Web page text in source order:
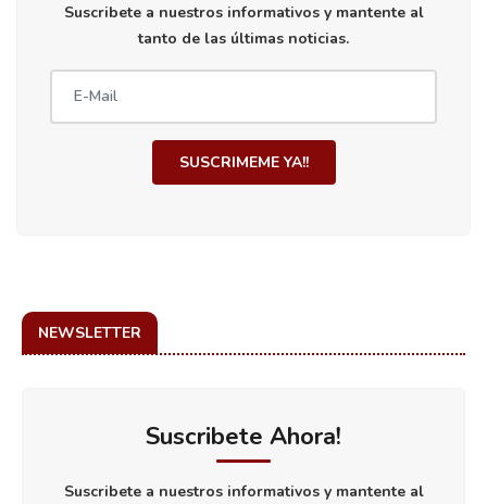
Suscribete a nuestros informativos y mantente al
tanto de las últimas noticias.
SUSCRIMEME YA!!
NEWSLETTER
Suscribete Ahora!
Suscribete a nuestros informativos y mantente al